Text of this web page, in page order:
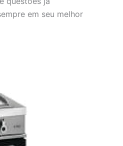
em seu melhor